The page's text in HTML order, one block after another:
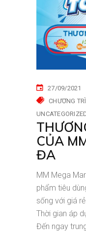
27/09/2021
CHƯƠNG
CỦA
ĐA
MM Mega
phẩm tiêu
sống với giá
Thời gian áp
Đến ngay